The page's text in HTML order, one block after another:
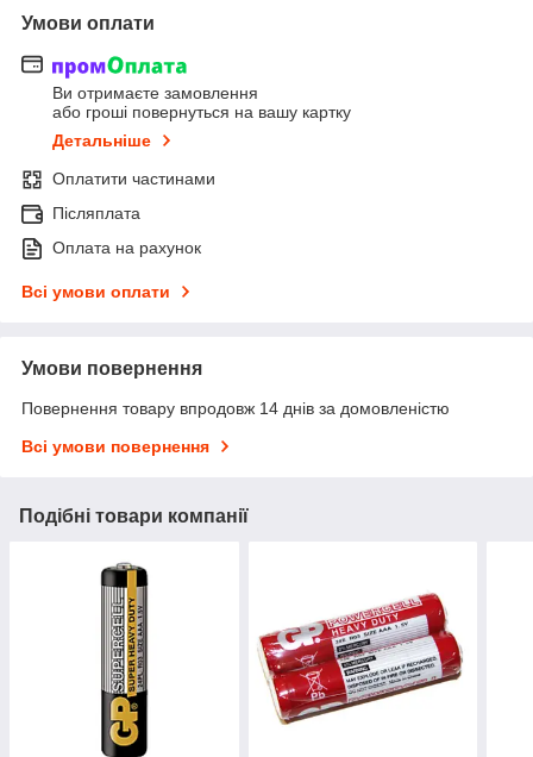
Умови оплати
Ви отримаєте замовлення
або гроші повернуться на вашу картку
Детальніше
Оплатити частинами
Післяплата
Оплата на рахунок
Всі умови оплати
Умови повернення
Повернення товару впродовж 14 днів за домовленістю
Всі умови повернення
Подібні товари компанії